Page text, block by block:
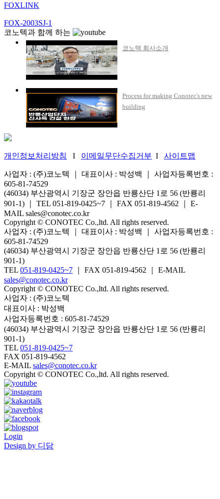
FOXLINK
FOX-2003SJ-1
코노텍과 함께 하는
코노텍 회사소개
Process for making Conotec's new
building
개인정보처리방침 I 이메일무단수집거부 I 사이트맵
사업자 : (주)코노텍 ｜ 대표이사 : 박성백 ｜ 사업자등록번호 :
605-81-74529
(46034) 부산광역시 기장군 장안읍 반룡산단 1로 56 (반룡리
901-1) ｜ TEL 051-819-0425~7 ｜ FAX 051-819-4562 ｜ E-
MAIL sales@conotec.co.kr
Copyright © CONOTEC Co.,ltd. All rights reserved.
사업자 : (주)코노텍 ｜ 대표이사 : 박성백 ｜ 사업자등록번호 :
605-81-74529
(46034) 부산광역시 기장군 장안읍 반룡산단 1로 56 (반룡리
901-1)
TEL 051-819-0425~7 ｜ FAX 051-819-4562 ｜ E-MAIL
sales@conotec.co.kr
Copyright © CONOTEC Co.,ltd. All rights reserved.
사업자 : (주)코노텍
대표이사 : 박성백
사업자등록번호 : 605-81-74529
(46034) 부산광역시 기장군 장안읍 반룡산단 1로 56 (반룡리
901-1)
TEL 051-819-0425~7
FAX 051-819-4562
E-MAIL sales@conotec.co.kr
Copyright © CONOTEC Co.,ltd. All rights reserved.
Login
Design by 디담